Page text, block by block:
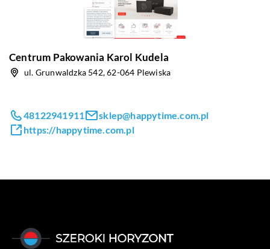
Centrum Pakowania Karol Kudela
ul. Grunwaldzka 542, 62-064 Plewiska
48122941911
sklep@happytime.com.pl
https://happytime.com.pl